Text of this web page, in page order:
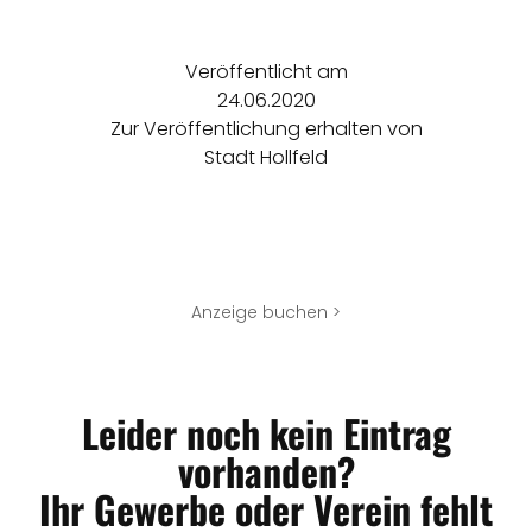
Veröffentlicht am
24.06.2020
Zur Veröffentlichung erhalten von
Stadt Hollfeld
Anzeige buchen >
Leider noch kein Eintrag
vorhanden?
Ihr Gewerbe oder Verein fehlt